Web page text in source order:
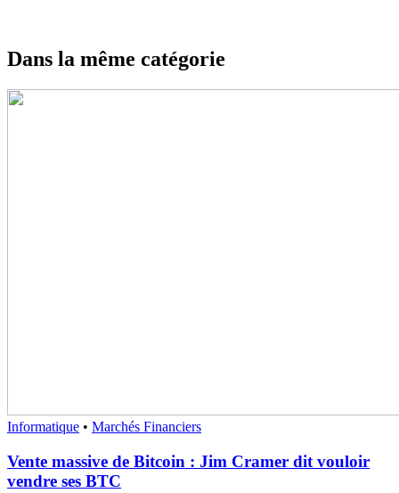
Dans la même catégorie
Informatique • Marchés Financiers
Vente massive de Bitcoin : Jim Cramer dit vouloir
vendre ses BTC